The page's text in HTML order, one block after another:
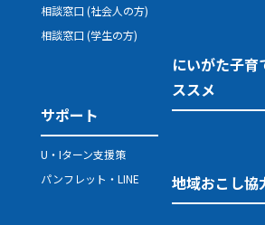
相談窓口 (社会人の方)
相談窓口 (学生の方)
サポート
U・Iターン支援策
パンフレット・LINE
にいがた子育
ススメ
地域おこし協